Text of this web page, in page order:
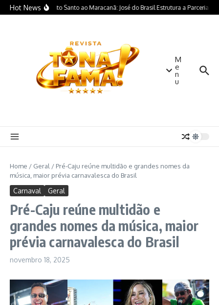
Ir para o conteúdo
Hot News
Sul do Espírito Santo ao Maracanã: José do Brasil Estrutura a Parceria que
M
e
n
u
Home / Geral / Pré-Caju reúne multidão e grandes nomes da
música, maior prévia carnavalesca do Brasil
Carnaval Geral
Pré-Caju reúne multidão e
grandes nomes da música, maior
prévia carnavalesca do Brasil
novembro 18, 2025